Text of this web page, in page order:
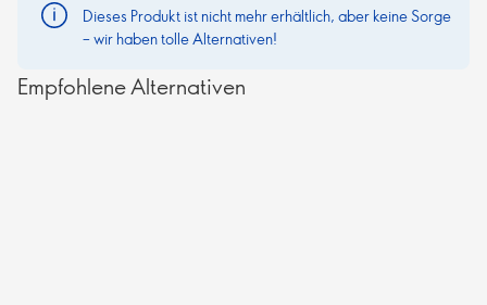
Dieses Produkt ist nicht mehr erhältlich, aber keine Sorge
– wir haben tolle Alternativen!
Empfohlene Alternativen